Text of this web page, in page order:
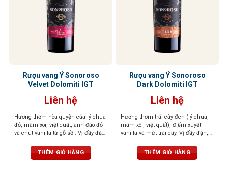
Rượu vang Ý Sonoroso
Velvet Dolomiti IGT
Liên hệ
Hương thơm hòa quyện của lý chua
đỏ, mâm xôi, việt quất, anh đào đỏ
và chút vanilla từ gỗ sồi. Vị đầy đặn,
bằng. Màu sắc đỏ sâu, đậm đà,
cuốn hút
THÊM GIỎ HÀNG
Rượu vang Ý Sonoroso
Dark Dolomiti IGT
Liên hệ
Hương thơm trái cây đen (lý chua,
mâm xôi, việt quất), điểm xuyết
vanilla và mứt trái cây. Vị đầy đặn,
chát. Sắc đỏ đậm, cuốn hút và cá
THÊM GIỎ HÀNG